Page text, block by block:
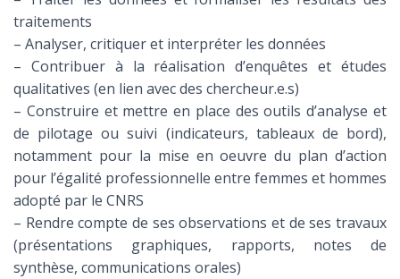
traitements
– Analyser, critiquer et interpréter les données
– Contribuer à la réalisation d’enquêtes et études
qualitatives (en lien avec des chercheur.e.s)
– Construire et mettre en place des outils d’analyse et
de pilotage ou suivi (indicateurs, tableaux de bord),
notamment pour la mise en oeuvre du plan d’action
pour l’égalité professionnelle entre femmes et hommes
adopté par le CNRS
– Rendre compte de ses observations et de ses travaux
(présentations graphiques, rapports, notes de
synthèse, communications orales)